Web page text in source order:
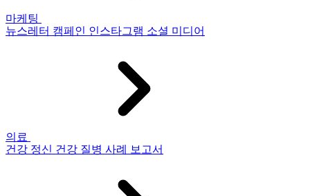
마케팅
뉴스레터 캠페인 인스타그램 소셜 미디어
의료
건강 정신 건강 질병 사례 보고서